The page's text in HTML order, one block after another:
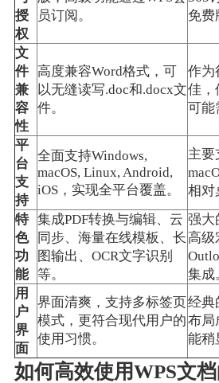
授
权
员订阅。
免费
文
件
兼
容
性
高度兼容Word格式，可
以无缝读写.doc和.docx文
件。
作为
佳，
可能
平
台
支
持
全面支持Windows,
macOS, Linux, Android,
iOS，实现全平台覆盖。
主要
相对
特
色
功
能
集成PDF转换与编辑、云
同步、海量在线模板、长
图输出、OCR文字识别
等。
强大
高级
集成
用
户
界
面
界面清爽，支持多标签页
模式，更符合现代用户的
使用习惯。
经典
布局
能稍
如何高效使用WPS文